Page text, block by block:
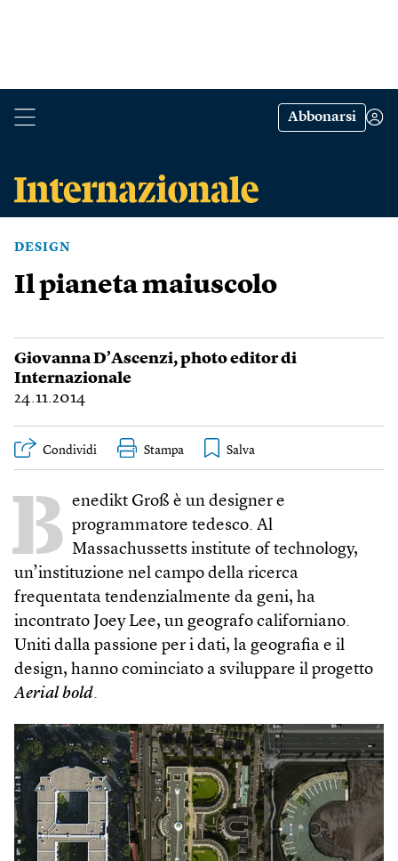
Abbonarsi
DESIGN
Il pianeta maiuscolo
Giovanna D’Ascenzi, photo editor di
Internazionale
24.11.2014
Condividi Stampa
B enedikt Groß è un designer e
programmatore tedesco. Al
Massachussetts institute of technology,
un’instituzione nel campo della ricerca
frequentata tendenzialmente da geni, ha
incontrato Joey Lee, un geografo californiano.
Uniti dalla passione per i dati, la geografia e il
design, hanno cominciato a sviluppare il progetto
Aerial bold.